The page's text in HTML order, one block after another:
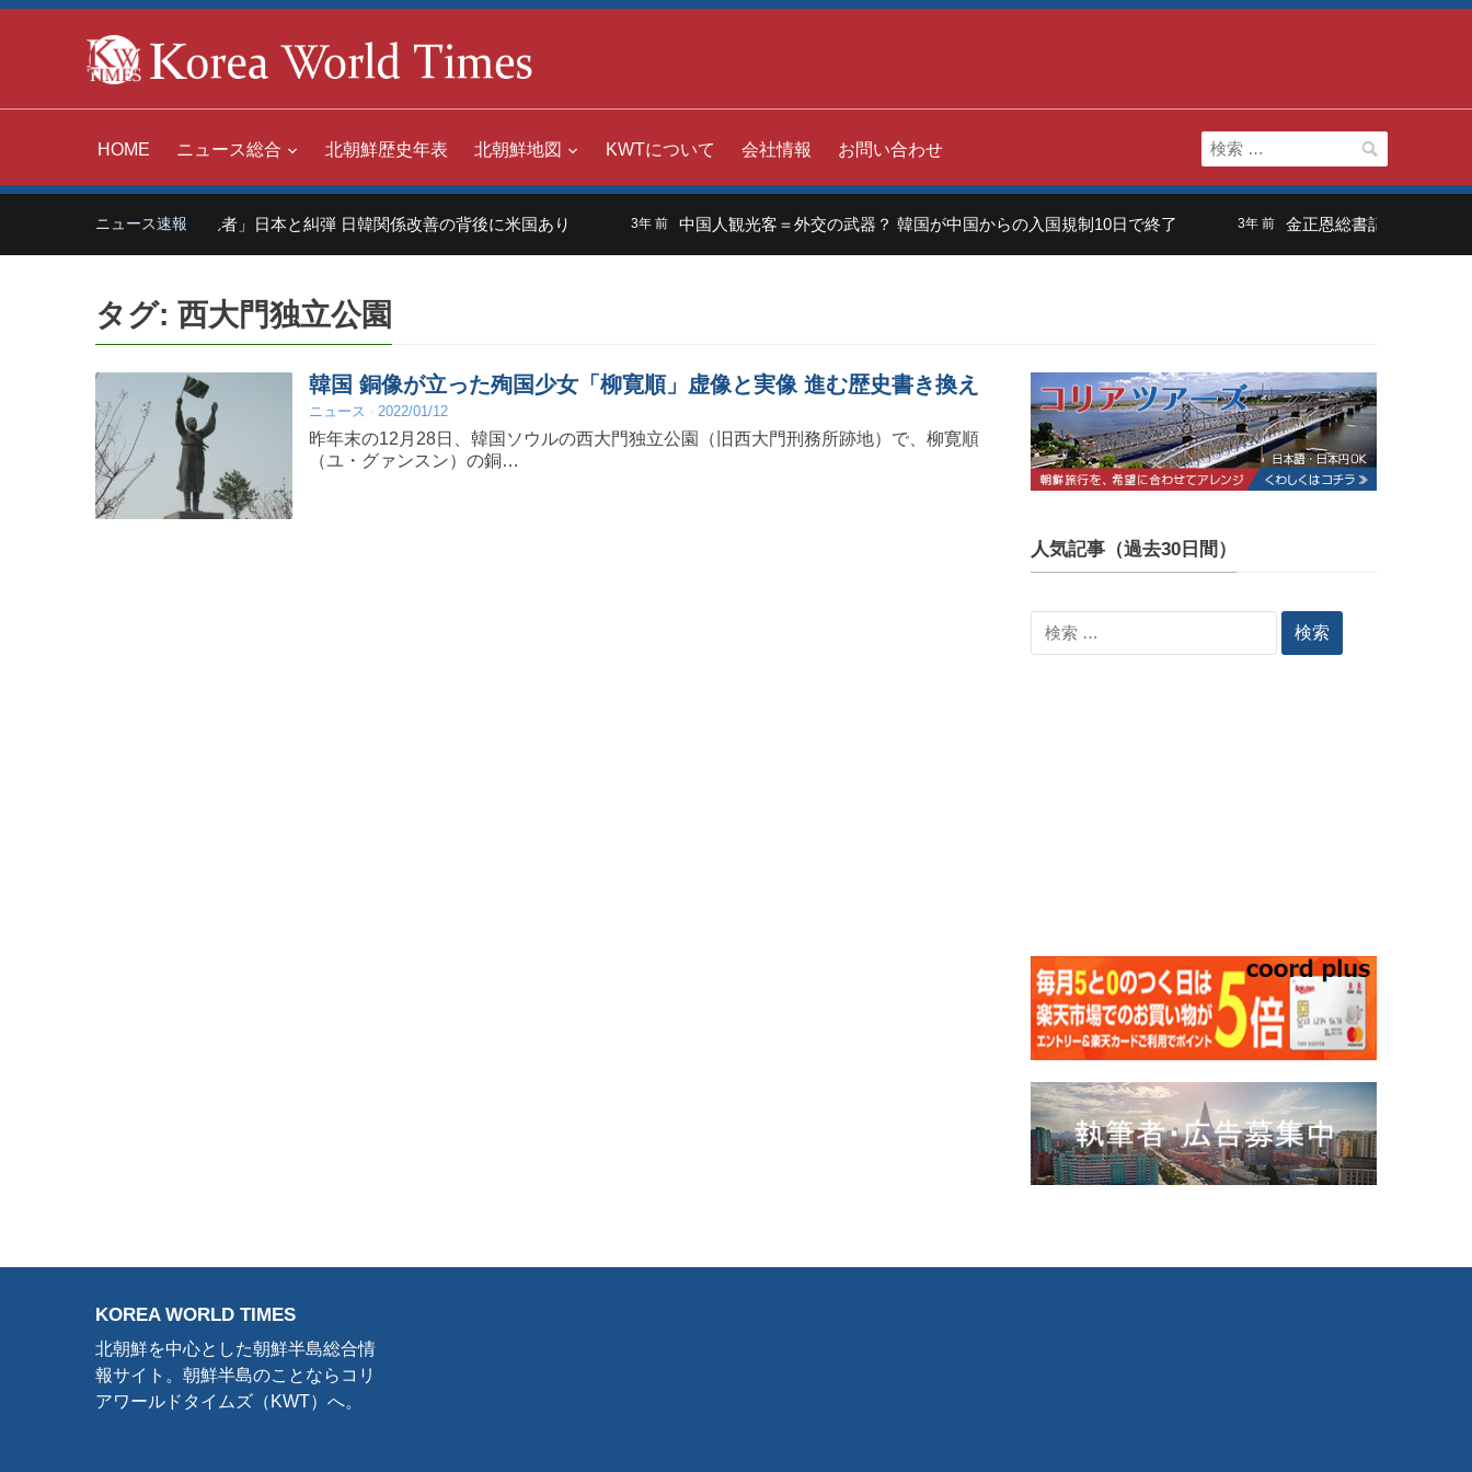
HOME ニュース総合 北朝鮮歴史年表 北朝鮮地図 KWTについて 会社情報 お問い合わせ
検
索:
ニュース速報
中国「世界の嫌われ者」日本と糾弾 日韓関係改善の背後に米国あり 3年 前 中国人観光客＝外交の武器？ 韓国が中国からの入国規制10日で終了 3年 前 金正恩総書記の長男は「
タグ: 西大門独立公園
韓国 銅像が立った殉国少女「柳寛順」虚像と実像 進む歴史書き換え
ニュース 2022/01/12
昨年末の12月28日、韓国ソウルの西大門独立公園（旧西大門刑務所跡地）で、柳寛順
（ユ・グァンスン）の銅…
人気記事（過去30日間）
検
KOREA WORLD TIMES
北朝鮮を中心とした朝鮮半島総合情
報サイト。朝鮮半島のことならコリ
アワールドタイムズ（KWT）へ。